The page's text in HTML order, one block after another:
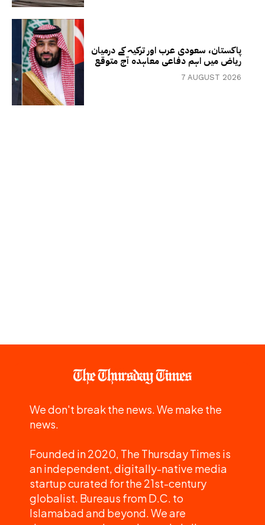
پاکستان، سعودی عرب اور ترکیہ کے درمیان
ریاض میں اہم دفاعی معاہدہ آج متوقع
7 AUGUST 2026
We don't break the news. We make the
news.
Founded in 2020, The Thursday Times is
an independent, digitally-native media
startup curated for the 21st-century
globalist. Bureaus from D.C. to
Islamabad and beyond. We are